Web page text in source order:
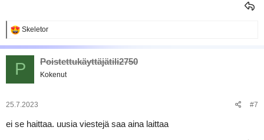
R
a
k
t
o
:
Skeletor
P Poistettukäyttäjätili2750
Kokenut
25.7.2023 #7
ei se haittaa. uusia viestejä saa aina laittaa